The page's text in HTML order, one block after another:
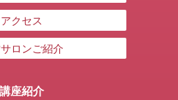
アクセス
ロンご紹介
講座紹介